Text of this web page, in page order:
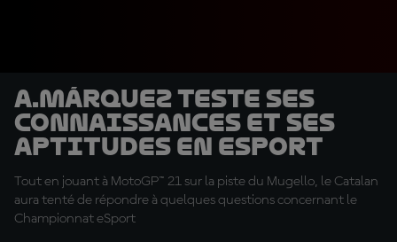
A.Márquez teste ses
connaissances et ses
aptitudes en eSport
Tout en jouant à MotoGP™ 21 sur la piste du Mugello, le Catalan
aura tenté de répondre à quelques questions concernant le
Championnat eSport